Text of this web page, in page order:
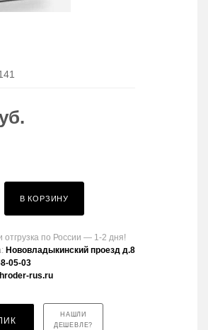
В КОРЗИНУ
отгрузка по России — 1-2 дня!
Нововладыкинский проезд д.8
05-03
rus.ru
НАШЛИ
ДЕШЕВЛЕ?